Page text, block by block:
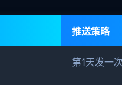
推送策略
第1天发一